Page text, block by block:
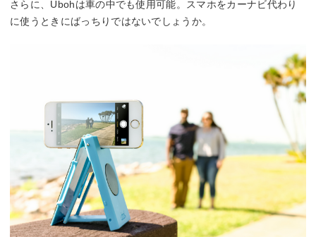
さらに、Ubohは車の中でも使用可能。スマホをカーナビ代わり
に使うときにばっちりではないでしょうか。